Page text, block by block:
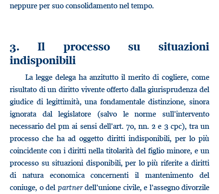
neppure per suo consolidamento nel tempo.
3. Il processo su situazioni
indisponibili
La legge delega ha anzitutto il merito di cogliere, come
risultato di un diritto vivente offerto dalla giurisprudenza del
giudice di legittimità, una fondamentale distinzione, sinora
ignorata dal legislatore (salvo le norme sull’intervento
necessario del pm ai sensi dell’art. 70, nn. 2 e 3 cpc), tra un
processo che ha ad oggetto diritti indisponibili, per lo più
coincidente con i diritti nella titolarità del figlio minore, e un
processo su situazioni disponibili, per lo più riferite a diritti
di natura economica concernenti il mantenimento del
coniuge, o del partnerdell’unione civile, e l’assegno divorzile